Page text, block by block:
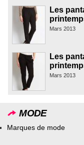
Les
Mars 2013
Les
Mars 2013
MODE
Marques de mode